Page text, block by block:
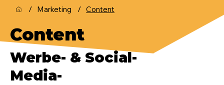
Content
Werbe- & Social-
Media-
/ Marketing / Content